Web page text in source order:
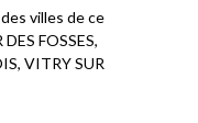
villes de ce
FOSSES,
VITRY SUR